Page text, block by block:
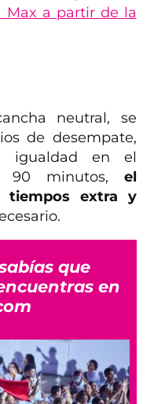
Max a partir de la
neutral, se
de desempate,
igualdad en el
90 minutos, el
tiempos extra y
que
en